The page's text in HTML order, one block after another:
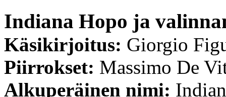
Indiana Hopo ja
Käsikirjoitus: Giorgio
Piirrokset: Massimo De
Alkuperäinen nimi: